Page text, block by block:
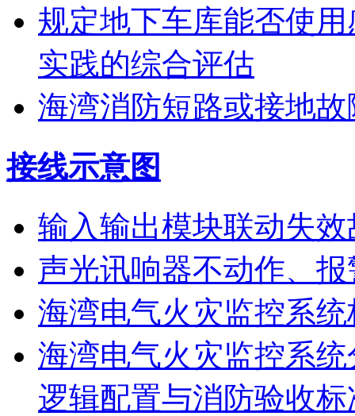
规定地下车库能否使
实践的综合评估
海湾消防短路或接地
接线示意图
输入输出模块联动失效
声光讯响器不动作、
海湾电气火灾监控系
海湾电气火灾监控系
逻辑配置与消防验收标